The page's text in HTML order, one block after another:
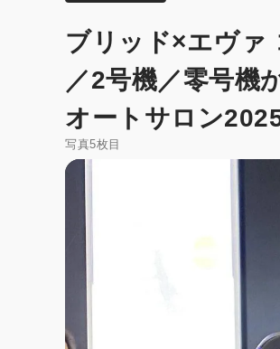
ブリッド×エヴァ
／2号機／零号機
オートサロン2025
写真5枚目